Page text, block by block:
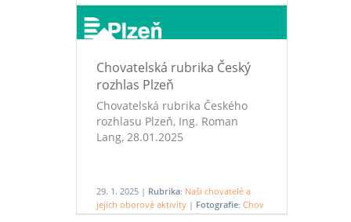
Chovatelská rubrika Český
rozhlas Plzeň
Chovatelská rubrika Českého
rozhlasu Plzeň, Ing. Roman
Lang, 28.01.2025
29. 1. 2025 | Rubrika: Naši chovatelé a
jejich oborové aktivity | Fotografie: Chov
přítele Romana Langa v Číhané